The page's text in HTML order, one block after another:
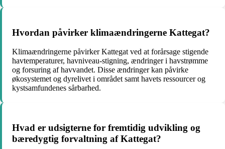
Hvordan påvirker klimaændringerne Kattegat?
Klimaændringerne påvirker Kattegat ved at forårsage stigende
havtemperaturer, havniveau-stigning, ændringer i havstrømme
og forsuring af havvandet. Disse ændringer kan påvirke
økosystemet og dyrelivet i området samt havets ressourcer og
kystsamfundenes sårbarhed.
Hvad er udsigterne for fremtidig udvikling og
bæredygtig forvaltning af Kattegat?